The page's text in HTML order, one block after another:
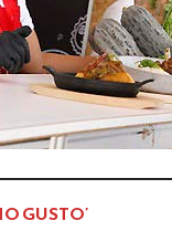
GUSTO’